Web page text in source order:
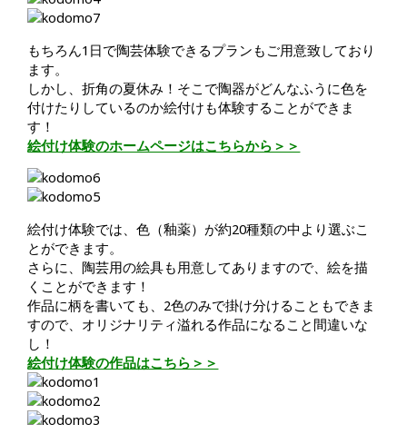
もちろん1日で陶芸体験できるプランもご用意致しており
ます。
しかし、折角の夏休み！そこで陶器がどんなふうに色を
付けたりしているのか絵付けも体験することができま
す！
絵付け体験のホームページはこちらから＞＞
絵付け体験では、色（釉薬）が約20種類の中より選ぶこ
とができます。
さらに、陶芸用の絵具も用意してありますので、絵を描
くことができます！
作品に柄を書いても、2色のみで掛け分けることもできま
すので、オリジナリティ溢れる作品になること間違いな
し！
絵付け体験の作品はこちら＞＞